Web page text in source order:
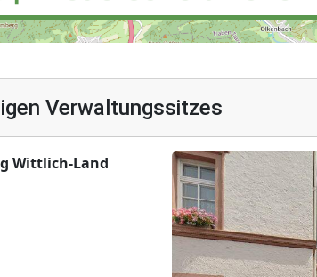
Verwaltungssitzes
Wittlich-Land